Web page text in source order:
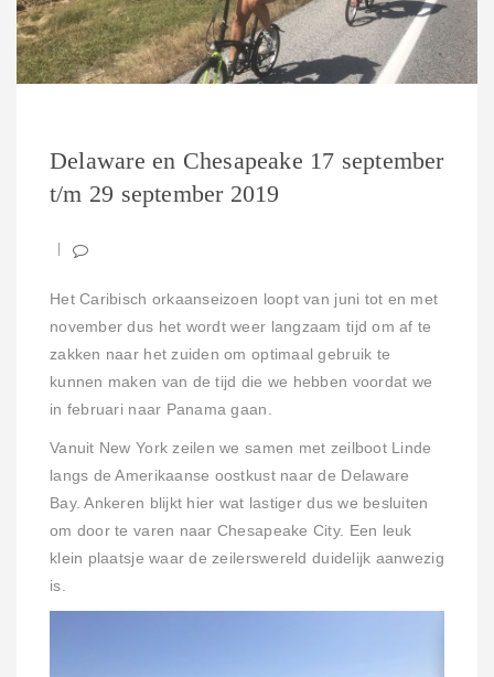
Delaware en Chesapeake 17 september
t/m 29 september 2019
Het Caribisch orkaanseizoen loopt van juni tot en met
november dus het wordt weer langzaam tijd om af te
zakken naar het zuiden om optimaal gebruik te
kunnen maken van de tijd die we hebben voordat we
in februari naar Panama gaan.
Vanuit New York zeilen we samen met zeilboot Linde
langs de Amerikaanse oostkust naar de Delaware
Bay. Ankeren blijkt hier wat lastiger dus we besluiten
om door te varen naar Chesapeake City. Een leuk
klein plaatsje waar de zeilerswereld duidelijk aanwezig
is.